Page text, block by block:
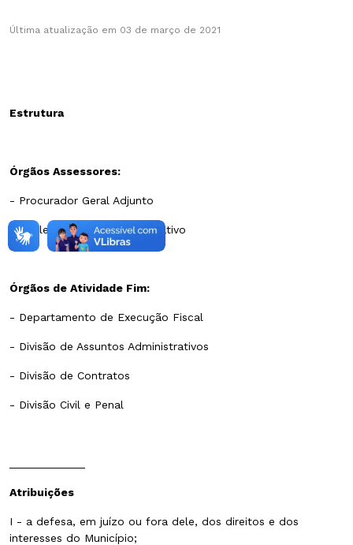
Última atualização em 03 de março de 2021
Estrutura
Órgãos Assessores:
- Procurador Geral Adjunto
- Núcleo de Apoio Administrativo
Órgãos de Atividade Fim:
- Departamento de Execução Fiscal
- Divisão de Assuntos Administrativos
- Divisão de Contratos
- Divisão Civil e Penal
Atribuições
I - a defesa, em juízo ou fora dele, dos direitos e dos
interesses do Município;